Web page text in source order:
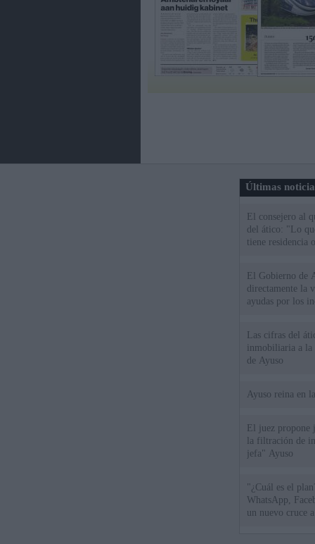
Últimas
El consejero al
del ático: "Lo
tiene residencia
El Gobierno de
directamente la
ayudas por los
Las cifras del
inmobiliaria a la
de Ayuso
Ayuso reina en
El juez propone
la filtración de
jefa" Ayuso
"¿Cuál es el
WhatsApp,
un nuevo cruce